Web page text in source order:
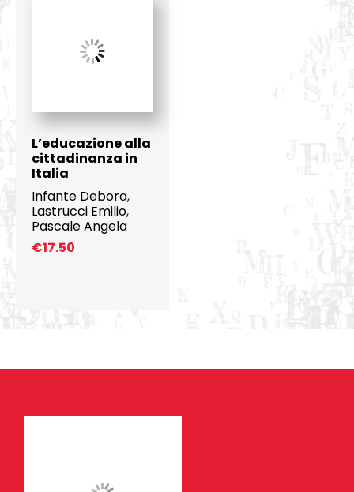
L’educazione alla
cittadinanza in
Italia
Infante Debora,
Lastrucci Emilio,
Pascale Angela
€17.50